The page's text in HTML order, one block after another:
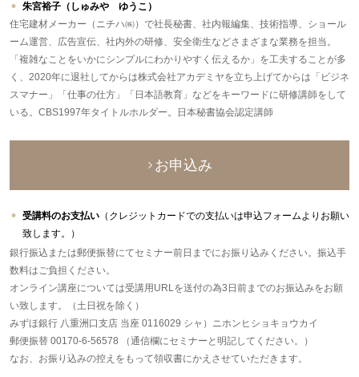
朱宮裕子（しゅみや ゆうこ）
住宅建材メーカー（ニチハ㈱）で社長秘書、社内報編集、技術指導、ショール
ーム運営、広告宣伝、社内外の研修、安全衛生などさまざまな業務を担当。
「複雑なことをいかにシンプルにわかりやすく伝えるか」を工夫することが多
く、2020年に退社してからは株式会社アカデミヤを立ち上げてからは「ビジネ
スマナー」「仕事の仕方」「日本語教育」などをキーワードに研修講師をして
いる。CBS1997年タイトルホルダー。日本秘書協会認定講師
お申込み
受講料のお支払い （クレジットカードでの支払いは申込フォームよりお願い
致します。）
銀行振込または郵便振替にてセミナー前日までにお振り込みください。振込手
数料はご負担ください。
オンライン講座については受講用URLを送付の為3日前までのお振込みをお願
い致します。（土日祝を除く）
みずほ銀行 八重洲口支店 当座 0116029 シャ）ニホンヒショキョウカイ
郵便振替 00170-6-56578 （通信欄にセミナーと明記してください。）
なお、お振り込みの控えをもって領収書にかえさせていただきます。